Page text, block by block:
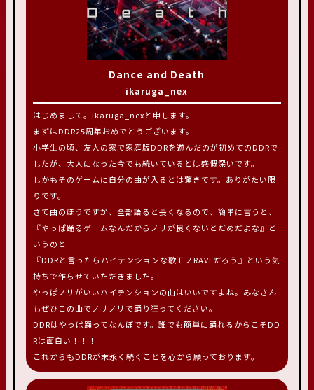
Dance and Death
ikaruga_nex
はじめまして。ikaruga_nexと申します。
まずはDDR25周年おめでとうございます。
小学生の頃、友人の家で家庭版DDRを遊んだのが初めてのDDRで
したが、大人になった今でも続いているとは感慨深いです。
しかもそのゲームに自分の曲が入るとは驚きです。ありがたい限
りです。
さて曲のほうですが、全部語ると長くなるので、簡単に言うと、
『やっぱ踊るゲームなんだからノリが良くないとだめだよな』と
いうのと
『DDRと言ったらハイテンションな歌モノRAVEだろう』という気
持ちで作らせていただきました。
やっぱノリがいいハイテンションの曲はいいですよね。みなさん
もぜひこの曲でノリノリで踊り狂ってください。
DDRはやっぱ踊ってなんぼです。誰でも簡単に踊れるからこそDD
Rは面白い！！！
これからもDDRが末永く続くことを心から願っております。